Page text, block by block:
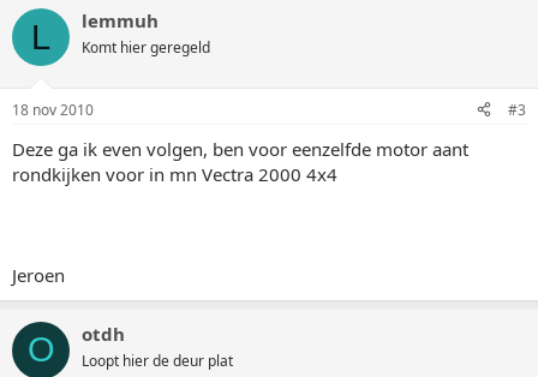
L lemmuh
Komt hier geregeld
18 nov 2010 #3
Deze ga ik even volgen, ben voor eenzelfde motor aant
rondkijken voor in mn Vectra 2000 4x4
Jeroen
O otdh
Loopt hier de deur plat